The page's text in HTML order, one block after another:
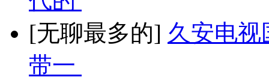
[无聊最多的] 久安电视
带一